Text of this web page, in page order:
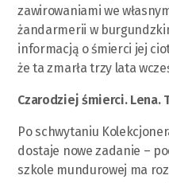
zawirowaniami we
żandarmerii w
informacją o śmierci jej
że ta zmarła trzy lata
Czarodziej śmierci. Lena.
Po schwytaniu
dostaje nowe zadanie –
szkole mundurowej ma